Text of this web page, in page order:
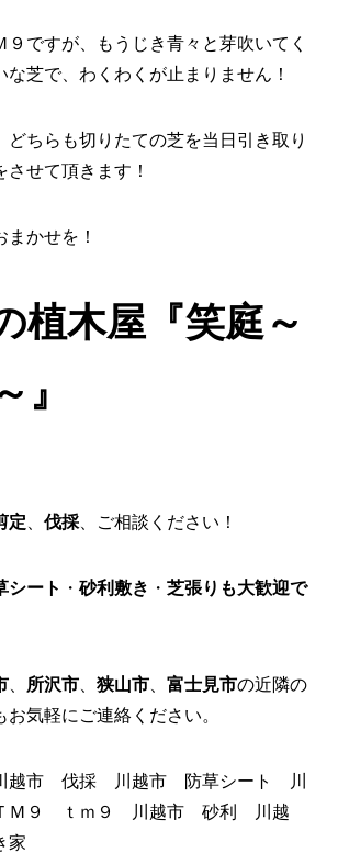
９ですが、もうじき青々と芽吹いてく
な芝で、わくわくが止まりません！
ちらも切りたての芝を当日引き取り
せて頂きます！
かせを！
植木屋『笑庭～
』
定 伐採 、ご相談ください！
シート ・ 砂利敷き ・ 芝張り も大歓迎で
所沢市 狭山市 富士見市の近隣の
気軽にご連絡ください。
越市 伐採 川越市 防草シート 川
Ｍ９ ｔｍ９ 川越市 砂利 川越
家